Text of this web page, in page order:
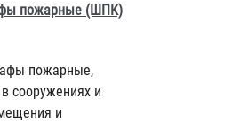
пожарные (ШПК)
пожарные,
сооружениях и
и